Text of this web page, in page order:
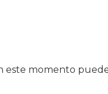
este momento